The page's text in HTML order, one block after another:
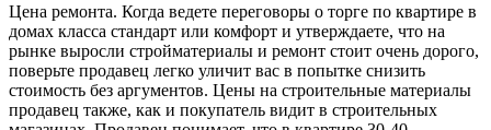
Цена ремонта. Когда ведете переговоры о торге по квартире в
домах класса стандарт или комфорт и утверждаете, что на
рынке выросли стройматериалы и ремонт стоит очень дорого,
поверьте продавец легко уличит вас в попытке снизить
стоимость без аргументов. Цены на строительные материалы
продавец также, как и покупатель видит в строительных